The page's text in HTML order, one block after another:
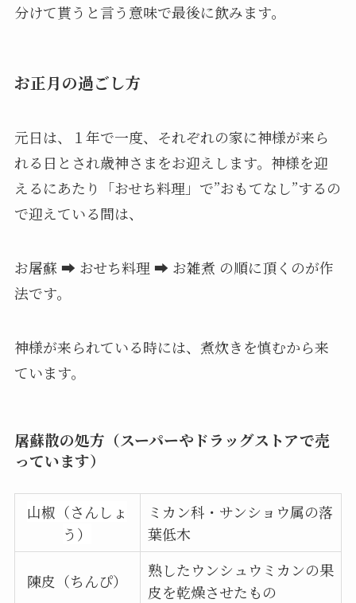
分けて貰うと言う意味で最後に飲みます。
お正月の過ごし方
元日は、１年で一度、それぞれの家に神様が来ら
れる日とされ歳神さまをお迎えします。神様を迎
えるにあたり「おせち料理」で”おもてなし”するの
で迎えている間は、
お屠蘇 ➡ おせち料理 ➡ お雑煮 の順に頂くのが作
法です。
神様が来られている時には、煮炊きを慎むから来
ています。
屠蘇散の処方（スーパーやドラッグストアで売
っています）
山椒（さんしょ
う）
ミカン科・サンショウ属の落
葉低木
陳皮（ちんぴ）
熟したウンシュウミカンの果
皮を乾燥させたもの